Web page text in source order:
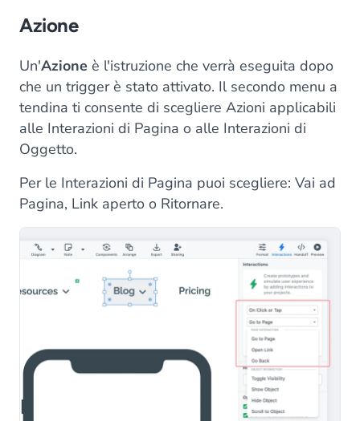
Azione
Un'Azione è l'istruzione che verrà eseguita dopo
che un trigger è stato attivato. Il secondo menu a
tendina ti consente di scegliere Azioni applicabili
alle Interazioni di Pagina o alle Interazioni di
Oggetto.
Per le Interazioni di Pagina puoi scegliere: Vai ad
Pagina, Link aperto o Ritornare.